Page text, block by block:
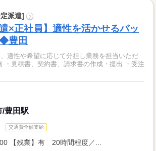
派遣] ?
×正社員】適性を活かせるバッ
豊田
適性や希望に応じて分担し業務を担当いただ
・見積書、契約書、請求書の作成・提出 ・受注
/豊田駅
交通費全額支給
【残業】有 20時間程度／...